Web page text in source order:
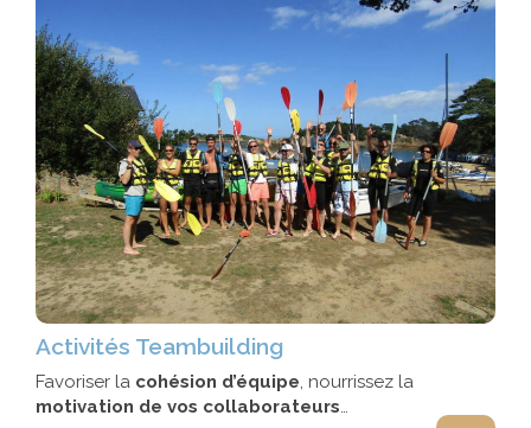
Activités Teambuilding
Favoriser la cohésion d’équipe, nourrissez la
motivation de vos collaborateurs…